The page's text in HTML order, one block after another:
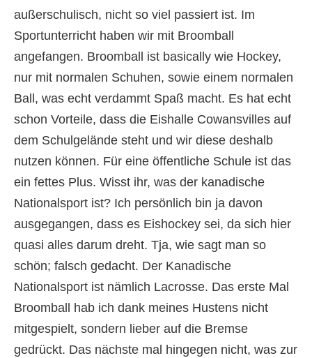
außerschulisch, nicht so viel passiert ist. Im
Sportunterricht haben wir mit Broomball
angefangen. Broomball ist basically wie Hockey,
nur mit normalen Schuhen, sowie einem normalen
Ball, was echt verdammt Spaß macht. Es hat echt
schon Vorteile, dass die Eishalle Cowansvilles auf
dem Schulgelände steht und wir diese deshalb
nutzen können. Für eine öffentliche Schule ist das
ein fettes Plus. Wisst ihr, was der kanadische
Nationalsport ist? Ich persönlich bin ja davon
ausgegangen, dass es Eishockey sei, da sich hier
quasi alles darum dreht. Tja, wie sagt man so
schön; falsch gedacht. Der Kanadische
Nationalsport ist nämlich Lacrosse. Das erste Mal
Broomball hab ich dank meines Hustens nicht
mitgespielt, sondern lieber auf die Bremse
gedrückt. Das nächste mal hingegen nicht, was zur